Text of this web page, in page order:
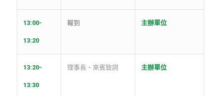
13:00-
13:20
報到 主辦單位
13:20-
13:30
理事長、來賓致詞 主辦單位